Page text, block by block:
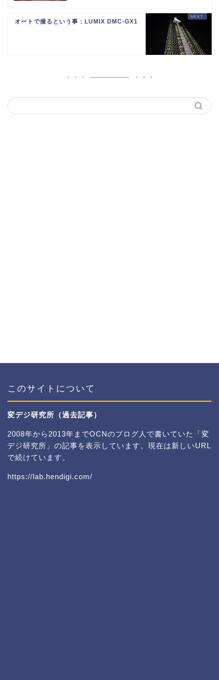
オートで撮るという事：LUMIX DMC-GX1
このサイトについて
変デジ研究所（過去記事）
2008年から2013年までOCNのブログ人で書いていた「変
デジ研究所」の記事を表示しています。現在は新しいURL
で続けています。
https://lab.hendigi.com/